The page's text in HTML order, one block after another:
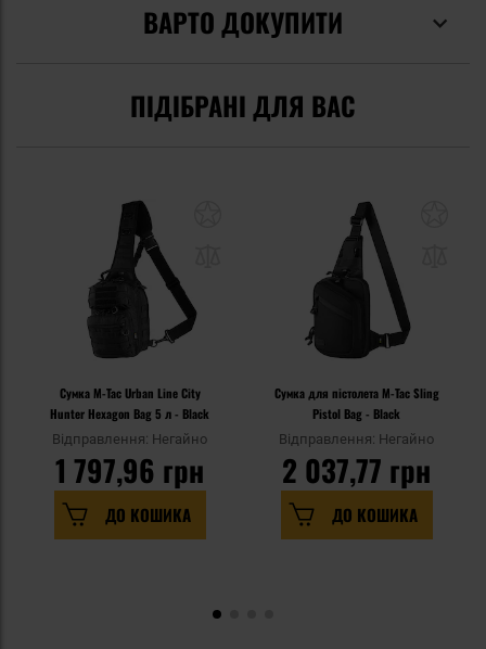
ВАРТО ДОКУПИТИ
ПІДІБРАНІ ДЛЯ ВАС
Сумка M-Tac Urban Line City
Hunter Hexagon Bag 5 л - Black
Відправлення: Негайно
1 797,96 грн
ДО КОШИКА
Сумка для пістолета M-Tac Sling
Pistol Bag - Black
Відправлення: Негайно
2 037,77 грн
ДО КОШИКА